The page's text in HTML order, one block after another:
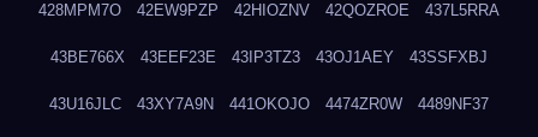
428MPM7O 42EW9PZP 42HIOZNV 42QOZROE 437L5RRA
43BE766X 43EEF23E 43IP3TZ3 43OJ1AEY 43SSFXBJ
43U16JLC 43XY7A9N 441OKOJO 4474ZR0W 4489NF37